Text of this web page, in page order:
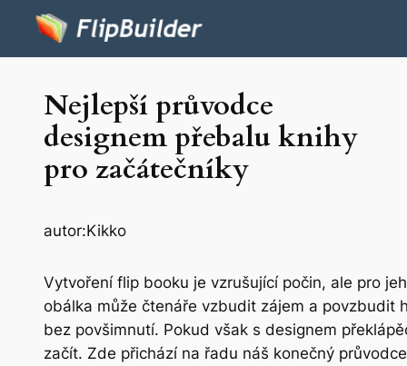
Nejlepší průvodce
designem přebalu knihy
pro začátečníky
autor:Kikko
Vytvoření flip booku je vzrušující počin, ale pro
obálka může čtenáře vzbudit zájem a povzbudit
bez povšimnutí. Pokud však s designem
začít. Zde přichází na řadu náš konečný